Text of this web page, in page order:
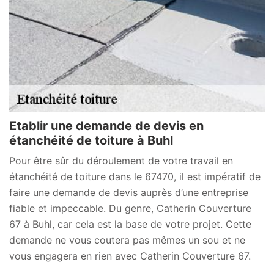
Etablir une demande de devis en
étanchéité de toiture à Buhl
Pour être sûr du déroulement de votre travail en
étanchéité de toiture dans le 67470, il est impératif de
faire une demande de devis auprès d’une entreprise
fiable et impeccable. Du genre, Catherin Couverture
67 à Buhl, car cela est la base de votre projet. Cette
demande ne vous coutera pas mêmes un sou et ne
vous engagera en rien avec Catherin Couverture 67.